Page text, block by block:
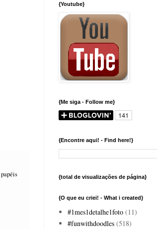
papéis
{Youtube}
{Me siga - Follow me}
{Encontre aqui! - Find here!}
{total de visualizações de página}
{O que eu criei! - What i created}
#1mes1detalhe1foto (11)
#funwithdoodles (518)